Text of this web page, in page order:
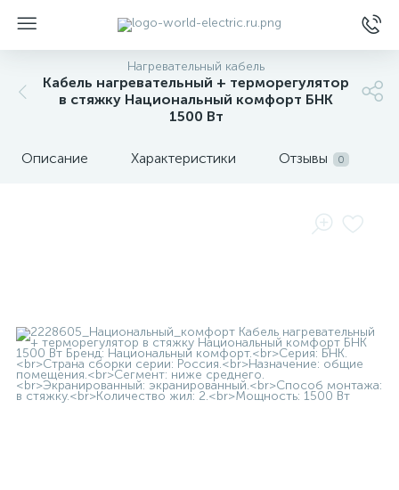
Нагревательный кабель
Кабель нагревательный + терморегулятор
в стяжку Национальный комфорт БНК
1500 Вт
Описание Характеристики Отзывы 0